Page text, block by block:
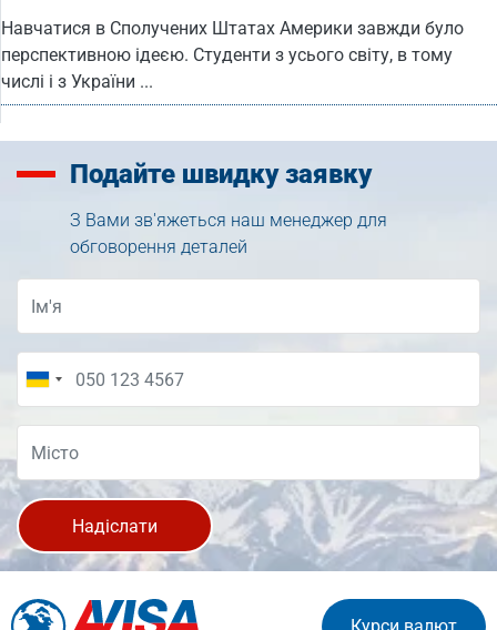
Навчатися в Сполучених Штатах Америки завжди було
перспективною ідеєю. Студенти з усього світу, в тому
числі і з України ...
Подайте швидку заявку
З Вами зв'яжеться наш менеджер для
обговорення деталей
Надіслати
Курси валют